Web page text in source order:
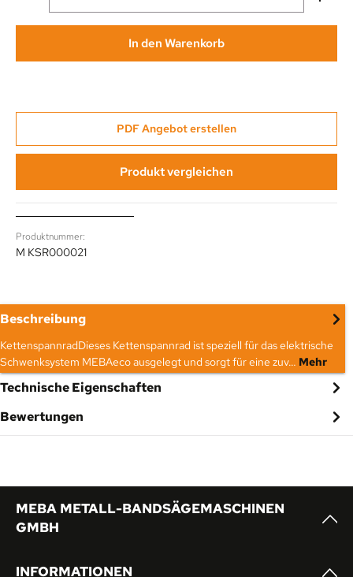
In den Warenkorb
PDF Angebot erstellen
Produkt vergleichen
Produktnummer:
M KSR000021
Beschreibung
KettenspannradDieses Kettenspannrad ist speziell für das elektrische
Schwenksystem MEBAeco ausgelegt und sorgt für eine zuv… Mehr
Technische Eigenschaften
Bewertungen
MEBA METALL-BANDSÄGEMASCHINEN
GMBH
INFORMATIONEN